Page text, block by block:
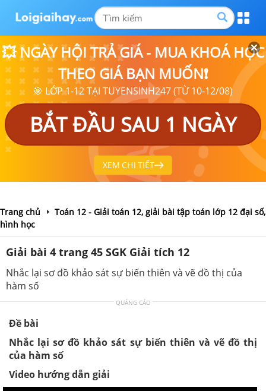
💥 NGÀY HỘI TRẢ GIÁ - MUA KHOÁ HỌC
THEO GIÁ BẠN MUỐN❗
🎯 LỚP 1-12 TẠI TUYENSINH247 (TỪ 10-12/08)
BẮT ĐẦU SAU 1 NGÀY
XEM CHI TIẾT
Trang chủ
Toán 12 - Giải toán 12, giải bài tập toán lớp 12 đại số,
hình học
Giải bài 4 trang 45 SGK Giải tích 12
Nhắc lại sơ đồ khảo sát sự biến thiên và vẽ đồ thị của
hàm số
QUẢNG CÁO
Đề bài
Nhắc lại sơ đồ khảo sát sự biến thiên và vẽ đồ thị
của hàm số
Video hướng dẫn giải